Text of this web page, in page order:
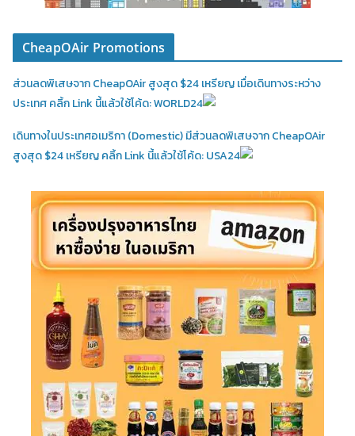
CheapOAir Promotions
ส่วนลดพิเสษจาก CheapOAir สูงสุด $24 เหรียญ เมื่อเดินทางระหว่าง
ประเทศ คลิ้ก Link นี้แล้วใช้โค้ด: WORLD24
เดินทางในประเทศอเมริกา (Domestic)มีส่วนลดพิเสษจาก CheapOAir
สูงสุด $24 เหรียญ คลิ้ก Link นี้แล้วใช้โค้ด: USA24